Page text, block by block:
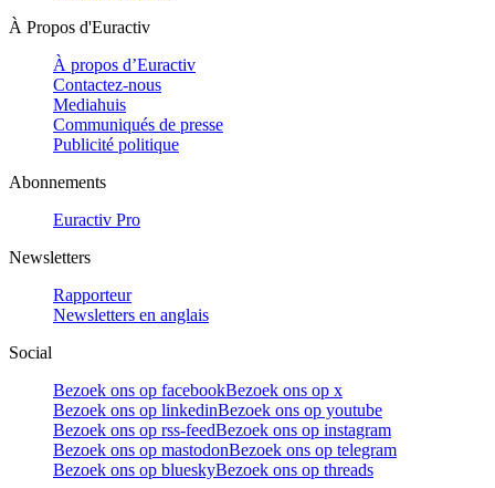
À Propos d'Euractiv
À propos d’Euractiv
Contactez-nous
Mediahuis
Communiqués de presse
Publicité politique
Abonnements
Euractiv Pro
Newsletters
Rapporteur
Newsletters en anglais
Social
Bezoek ons op facebookBezoek ons op x
Bezoek ons op linkedinBezoek ons op youtube
Bezoek ons op rss-feedBezoek ons op instagram
Bezoek ons op mastodonBezoek ons op telegram
Bezoek ons op blueskyBezoek ons op threads